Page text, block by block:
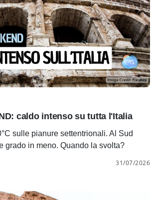
caldo intenso su tutta l'Italia
sulle pianure settentrionali. Al Sud
grado in meno. Quando la svolta?
31/07/2026